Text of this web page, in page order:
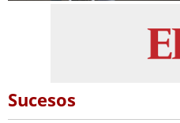
Sucesos